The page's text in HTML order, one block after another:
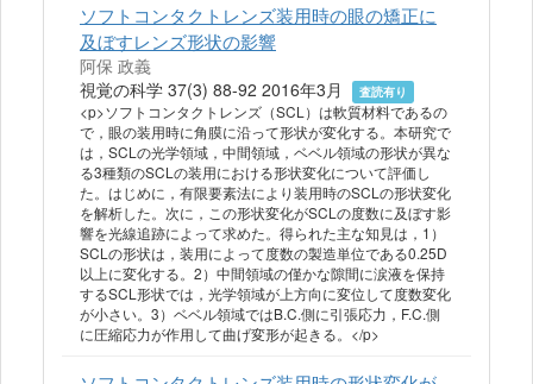
ソフトコンタクトレンズ装用時の眼の矯正に
及ぼすレンズ形状の影響
阿保 政義
視覚の科学 37(3) 88-92 2016年3月
査読有り
<p>ソフトコンタクトレンズ（SCL）は軟質材料であるの
で，眼の装用時に角膜に沿って形状が変化する。本研究で
は，SCLの光学領域，中間領域，ベベル領域の形状が異な
る3種類のSCLの装用における形状変化について評価し
た。はじめに，有限要素法により装用時のSCLの形状変化
を解析した。次に，この形状変化がSCLの度数に及ぼす影
響を光線追跡によって求めた。得られた主な知見は，1）
SCLの形状は，装用によって度数の製造単位である0.25D
以上に変化する。2）中間領域の僅かな隙間に涙液を保持
するSCL形状では，光学領域が上方向に変位して度数変化
が小さい。3）ベベル領域ではB.C.側に引張応力，F.C.側
に圧縮応力が作用して曲げ変形が起きる。</p>